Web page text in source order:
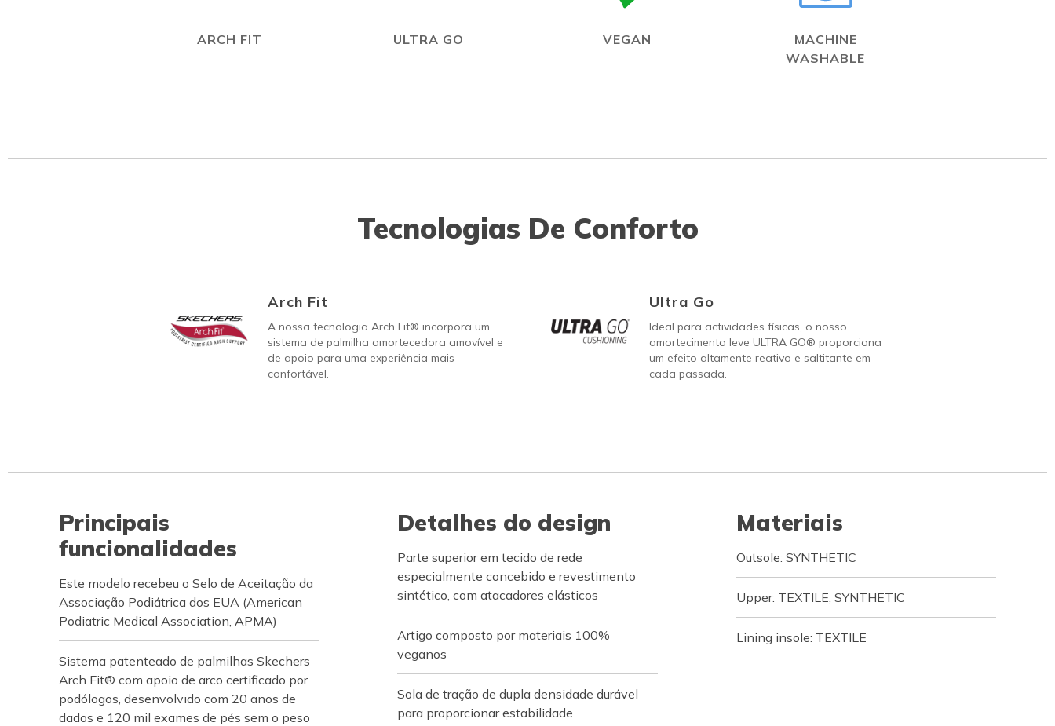
ARCH FIT ULTRA GO VEGAN
MACHINE
WASHABLE
Tecnologias De Conforto
Arch Fit
A nossa tecnologia Arch Fit® incorpora um
sistema de palmilha amortecedora amovível e
de apoio para uma experiência mais
confortável.
Ultra Go
Ideal para actividades físicas, o nosso
amortecimento leve ULTRA GO® proporciona
um efeito altamente reativo e saltitante em
cada passada.
Principais
funcionalidades
Este modelo recebeu o Selo de Aceitação da
Associação Podiátrica dos EUA (American
Podiatric Medical Association, APMA)
Sistema patenteado de palmilhas Skechers
Arch Fit® com apoio de arco certificado por
podólogos, desenvolvido com 20 anos de
dados e 120 mil exames de pés sem o peso
Detalhes do design
Parte superior em tecido de rede
especialmente concebido e revestimento
sintético, com atacadores elásticos
Artigo composto por materiais 100%
veganos
Sola de tração de dupla densidade durável
para proporcionar estabilidade
Materiais
Outsole: SYNTHETIC
Upper: TEXTILE, SYNTHETIC
Lining insole: TEXTILE